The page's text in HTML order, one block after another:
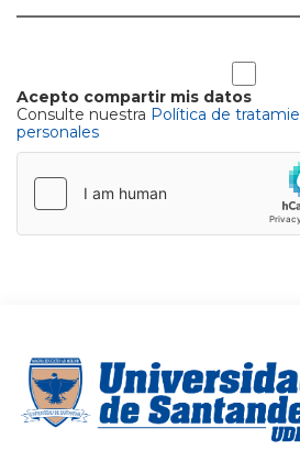
Acepto compartir mis datos
Consulte nuestra Política de
personales